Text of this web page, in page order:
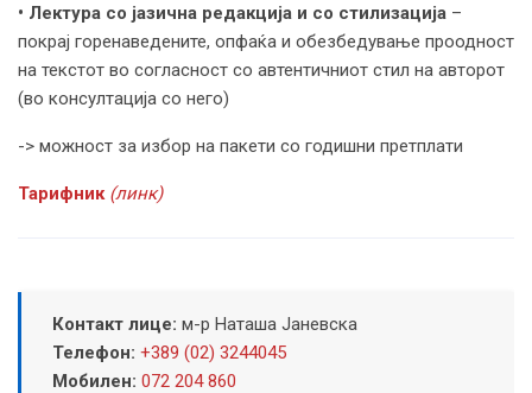
• Лектура со јазична редакција и со стилизација –
покрај горенаведените, опфаќа и обезбедување проодност
на текстот во согласност со автентичниот стил на авторот
(во консултација со него)
-> можност за избор на пакети со годишни претплати
Тарифник (линк)
Контакт лице: м-р Наташа Јаневска
Телефон: +389 (02) 3244045
Мобилен: 072 204 860